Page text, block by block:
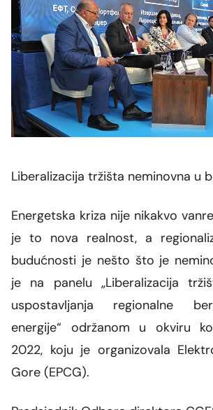
Grupa za rad SMM bloka
Energetska zajednica
Med-TSO
Dalekovodna mreža
Objekti CGES-a
Priključenje na prenosnu mrežu
Naše kompanije
CGES i životna sredina
Organizaciona šema
Skupština akcionara
Vlasnička struktura
Vijesti i događaji
Foto
Video
Međunarodni propisi
Zakoni
Podzakonski akti
Zaštita podataka o ličnosti
Slobodan pristup informacijama
Razvoj sistema
Liberalizacija tržišta neminovna u
Energetska kriza nije nikakvo
je to nova realnost, a
budućnosti je nešto što je
je na panelu „Liberalizacija
uspostavljanja regionalne
energije“ održanom u okviru
2022, koju je organizovala
Gore (EPCG).